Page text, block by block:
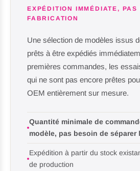
EXPÉDITION IMMÉDIATE,
FABRICATION
Une sélection de modèles issus
prêts à être expédiés
premières commandes, les
qui ne sont pas encore prêtes
OEM entièrement sur mesure.
Quantité minimale de
modèle, pas besoin de séparer
Expédition à partir du stock
de production